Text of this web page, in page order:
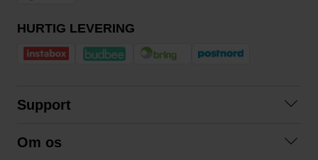
HURTIG LEVERING
Support
Om os